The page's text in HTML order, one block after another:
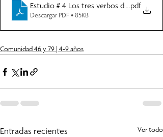
Estudio # 4 Los tres verbos de la oración
.pdf
Descargar PDF • 85KB
Comunidad 46 y 79 | 4-9 años
Entradas recientes Ver todo